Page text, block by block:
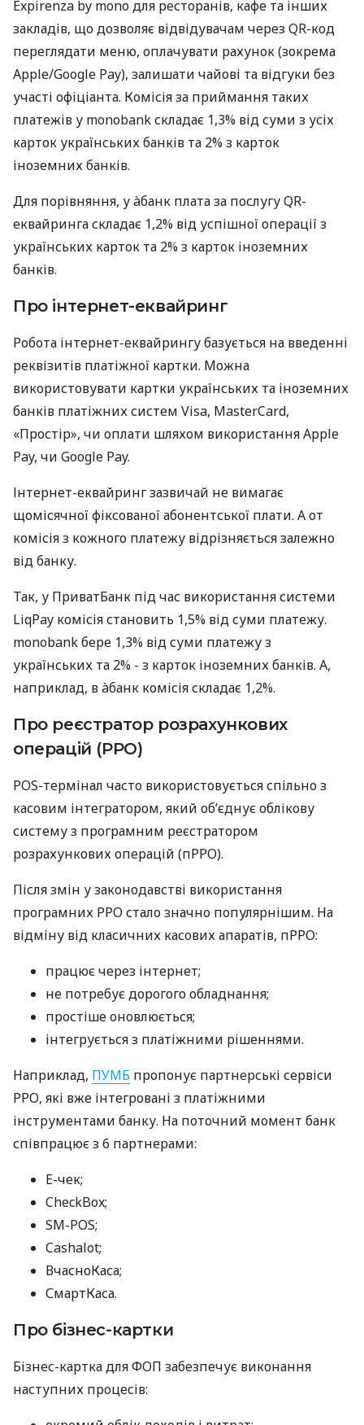
Expirenza by mono для ресторанів, кафе та інших
закладів, що дозволяє відвідувачам через QR-код
переглядати меню, оплачувати рахунок (зокрема
Apple/Google Pay), залишати чайові та відгуки без
участі офіціанта. Комісія за приймання таких
платежів у monobank складає 1,3% від суми з усіх
карток українських банків та 2% з карток
іноземних банків.
Для порівняння, у àбанк плата за послугу QR-
еквайринга складає 1,2% від успішної операції з
українських карток та 2% з карток іноземних
банків.
Про інтернет-еквайринг
Робота інтернет-еквайрингу базується на введенні
реквізитів платіжної картки. Можна
використовувати картки українських та іноземних
банків платіжних систем Visa, MasterCard,
«Простір», чи оплати шляхом використання Apple
Pay, чи Google Pay.
Інтернет-еквайринг зазвичай не вимагає
щомісячної фіксованої абонентської плати. А от
комісія з кожного платежу відрізняється залежно
від банку.
Так, у ПриватБанк під час використання системи
LiqPay комісія становить 1,5% від суми платежу.
monobank бере 1,3% від суми платежу з
українських та 2% - з карток іноземних банків. А,
наприклад, в àбанк комісія складає 1,2%.
Про реєстратор розрахункових
операцій (РРО)
POS-термінал часто використовується спільно з
касовим інтегратором, який об’єднує облікову
систему з програмним реєстратором
розрахункових операцій (пРРО).
Після змін у законодавстві використання
програмних РРО стало значно популярнішим. На
відміну від класичних касових апаратів, пРРО:
працює через інтернет;
не потребує дорогого обладнання;
простіше оновлюється;
інтегрується з платіжними рішеннями.
Наприклад, ПУМБ пропонує партнерські сервіси
РРО, які вже інтегровані з платіжними
інструментами банку. На поточний момент банк
співпрацює з 6 партнерами:
E-чек;
CheckBox;
SM-POS;
Cashalot;
ВчасноКаса;
СмартКаса.
Про бізнес-картки
Бізнес-картка для ФОП забезпечує виконання
наступних процесів: